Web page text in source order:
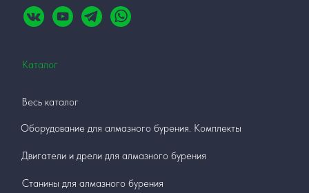
Каталог
Весь каталог
Оборудование для алмазного бурения. Комплекты
Двигатели и дрели для алмазного бурения
Станины для алмазного бурения